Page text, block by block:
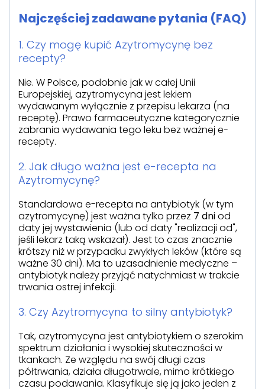
Najczęściej zadawane pytania (FAQ)
1. Czy mogę kupić Azytromycynę bez
recepty?
Nie. W Polsce, podobnie jak w całej Unii
Europejskiej, azytromycyna jest lekiem
wydawanym wyłącznie z przepisu lekarza (na
receptę). Prawo farmaceutyczne kategorycznie
zabrania wydawania tego leku bez ważnej e-
recepty.
2. Jak długo ważna jest e-recepta na
Azytromycynę?
Standardowa e-recepta na antybiotyk (w tym
azytromycynę) jest ważna tylko przez 7 dniod
daty jej wystawienia (lub od daty "realizacji od",
jeśli lekarz taką wskazał). Jest to czas znacznie
krótszy niż w przypadku zwykłych leków (które są
ważne 30 dni). Ma to uzasadnienie medyczne –
antybiotyk należy przyjąć natychmiast w trakcie
trwania ostrej infekcji.
3. Czy Azytromycyna to silny antybiotyk?
Tak, azytromycyna jest antybiotykiem o szerokim
spektrum działania i wysokiej skuteczności w
tkankach. Ze względu na swój długi czas
półtrwania, działa długotrwale, mimo krótkiego
czasu podawania. Klasyfikuje się ją jako jeden z